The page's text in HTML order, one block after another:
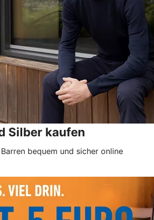
Silber kaufen
bequem und sicher online